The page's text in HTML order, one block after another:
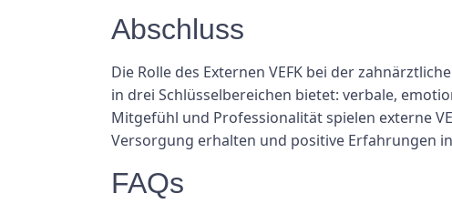
Abschluss
Die Rolle des Externen VEFK bei der
in drei Schlüsselbereichen bietet: verbale,
Mitgefühl und Professionalität spielen externe
Versorgung erhalten und positive Erfahrungen
FAQs